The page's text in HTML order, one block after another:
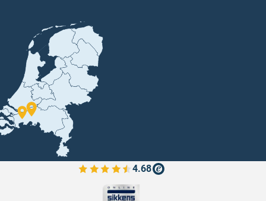
4.68
Bekijk de verfplaza beoordelingen